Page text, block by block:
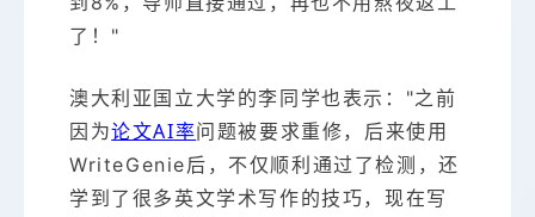
了！"
澳大利亚国立大学的李同学也表示："之前
因为论文AI率问题被要求重修，后来使用
WriteGenie后，不仅顺利通过了检测，还
学到了很多英文学术写作的技巧，现在写